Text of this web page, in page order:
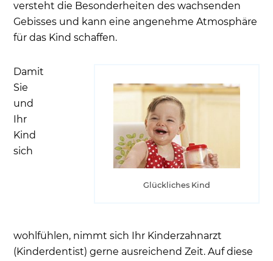
versteht die Besonderheiten des wachsenden
Gebisses und kann eine angenehme Atmosphäre
für das Kind schaffen.
Glückliches Kind
Damit
Sie
und
Ihr
Kind
sich
wohlfühlen, nimmt sich Ihr Kinderzahnarzt
(Kinderdentist) gerne ausreichend Zeit. Auf diese